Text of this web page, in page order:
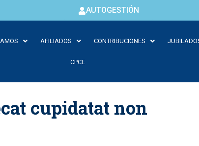
AUTOGESTIÓN
AFILIADOS CONTRIBUCIONES
CPCE
cupidatat non